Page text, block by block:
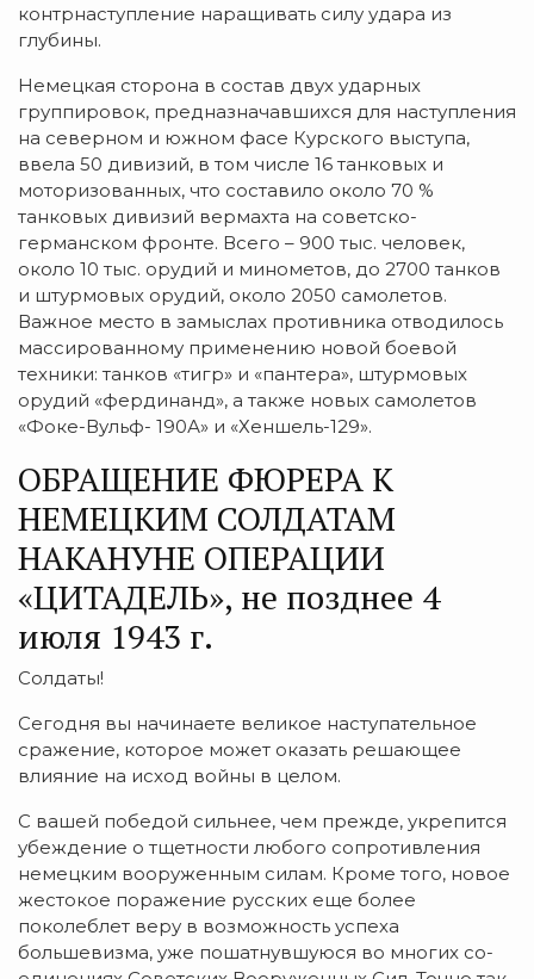
контрнаступление наращивать силу удара из
глубины.
Немецкая сторона в состав двух ударных
группировок, предназначавшихся для наступления
на северном и южном фасе Курского выступа,
ввела 50 дивизий, в том числе 16 танковых и
моторизованных, что составило около 70 %
танковых дивизий вермахта на советско-
германском фронте. Всего – 900 тыс. человек,
около 10 тыс. орудий и минометов, до 2700 танков
и штурмовых орудий, около 2050 самолетов.
Важное место в замыслах противника отводилось
массированному применению новой боевой
техники: танков «тигр» и «пантера», штурмовых
орудий «фердинанд», а также новых самолетов
«Фоке-Вульф- 190А» и «Хеншель-129».
ОБРАЩЕНИЕ ФЮРЕРА К
НЕМЕЦКИМ СОЛДАТАМ
НАКАНУНЕ ОПЕРАЦИИ
«ЦИТАДЕЛЬ», не позднее 4
июля 1943 г.
Солдаты!
Сегодня вы начинаете великое наступательное
сраже­ние, которое может оказать решающее
влияние на исход войны в целом.
С вашей победой сильнее, чем прежде, укрепится
убеждение о тщетности любого сопротивления
немецким вооруженным силам. Кроме того, новое
жестокое пора­жение русских еще более
поколеблет веру в возможность успеха
большевизма, уже пошатнувшуюся во многих со­